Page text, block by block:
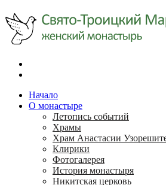
Начало
О монастыре
Летопись событий
Храмы
Храм Анастасии
Клирики
Фотогалерея
История монастыря
Никитская церковь